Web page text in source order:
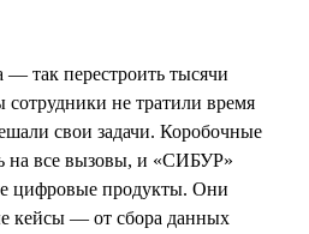
— так перестроить тысячи
сотрудники не тратили время
свои задачи. Коробочные
на все вызовы, и «СИБУР»
цифровые продукты. Они
кейсы — от сбора данных